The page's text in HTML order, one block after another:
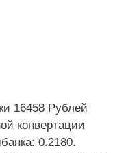
16458 Рублей
конвертации
0.2180.